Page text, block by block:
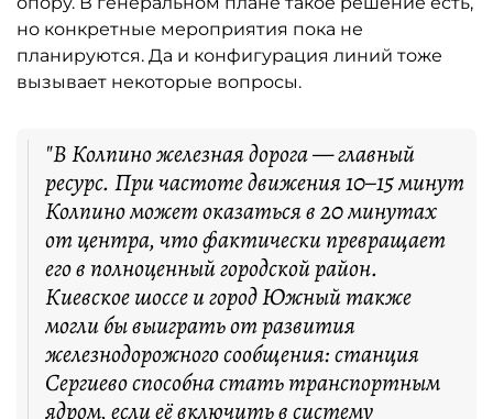
но конкретные мероприятия пока не
планируются. Да и конфигурация линий тоже
вызывает некоторые вопросы.
"В Колпино железная дорога — главный
ресурс. При частоте движения 10–15 минут
Колпино может оказаться в 20 минутах
от центра, что фактически превращает
его в полноценный городской район.
Киевское шоссе и город Южный также
могли бы выиграть от развития
железнодорожного сообщения: станция
Сергиево способна стать транспортным
ядром, если её включить в систему